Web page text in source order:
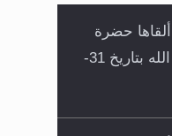
حضرة
أمير المؤمنين أيده الله بتاريخ 31-